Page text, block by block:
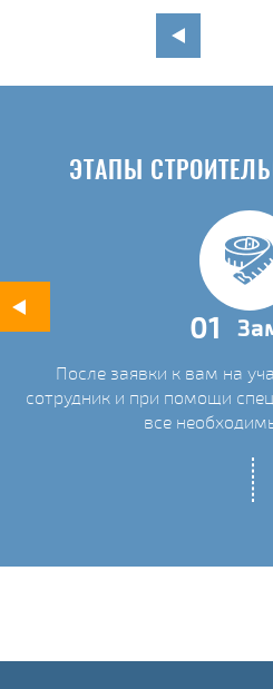
ЭТАПЫ
01
После заявки к вам на
сотрудник и при помощи
все